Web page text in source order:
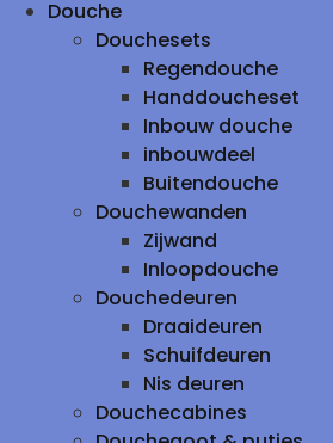
Douche
Douchesets
Regendouche
Handdoucheset
Inbouw douche
inbouwdeel
Buitendouche
Douchewanden
Zijwand
Inloopdouche
Douchedeuren
Draaideuren
Schuifdeuren
Nis deuren
Douchecabines